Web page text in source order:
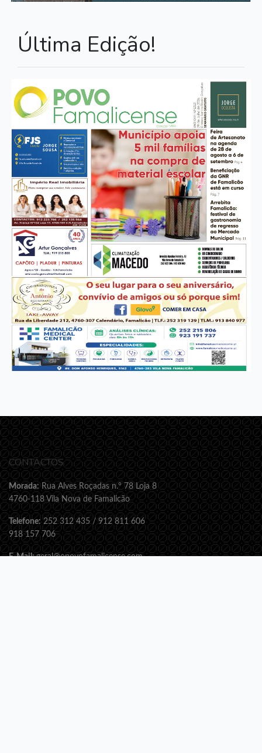
Última Edição!
CONTACTOS
Morada: Rua Alves Roçadas n.º 78 Loja 8
4760-118 Vila Nova de Famalicão
Telefone: 252 312 435 / 912 811 606
918 157 706
E-Mail:geral@opovofamalicense.com